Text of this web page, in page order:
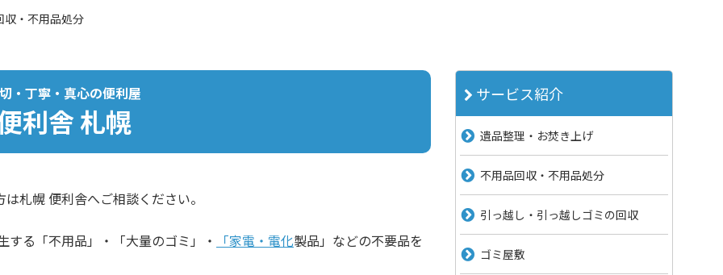
収・不用品処分
・丁寧・真心の便利屋
利舎 札幌
札幌 便利舎へご相談ください。
る「不用品」・「大量のゴミ」・ 「家電・電化製品」などの不要品を
サービス紹介
遺品整理・お焚き上げ
不用品回収・不用品処分
引っ越し・引っ越しゴミの回収
ゴミ屋敷